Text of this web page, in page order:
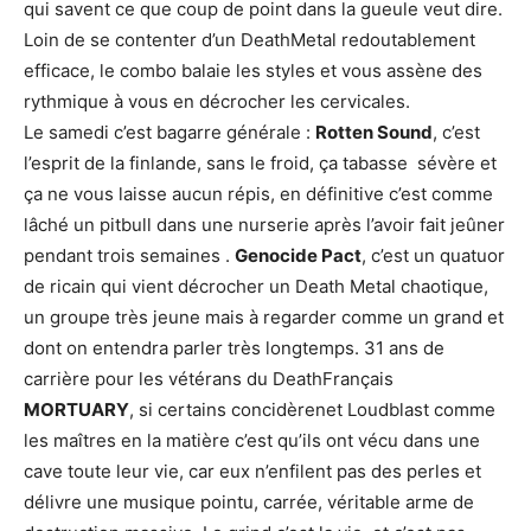
qui savent ce que coup de point dans la gueule veut dire.
Loin de se contenter d’un DeathMetal redoutablement
efficace, le combo balaie les styles et vous assène des
rythmique à vous en décrocher les cervicales.
Le samedi c’est bagarre générale : Rotten Sound, c’est
l’esprit de la finlande, sans le froid, ça tabasse sévère et
ça ne vous laisse aucun répis, en définitive c’est comme
lâché un pitbull dans une nurserie après l’avoir fait jeûner
pendant trois semaines . Genocide Pact, c’est un quatuor
de ricain qui vient décrocher un Death Metal chaotique,
un groupe très jeune mais à regarder comme un grand et
dont on entendra parler très longtemps. 31 ans de
carrière pour les vétérans du DeathFrançais
MORTUARY, si certains concidèrenet Loudblast comme
les maîtres en la matière c’est qu’ils ont vécu dans une
cave toute leur vie, car eux n’enfilent pas des perles et
délivre une musique pointu, carrée, véritable arme de